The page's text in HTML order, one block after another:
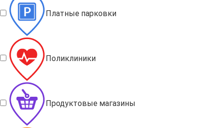
Платные парковки
Поликлиники
Продуктовые магазины